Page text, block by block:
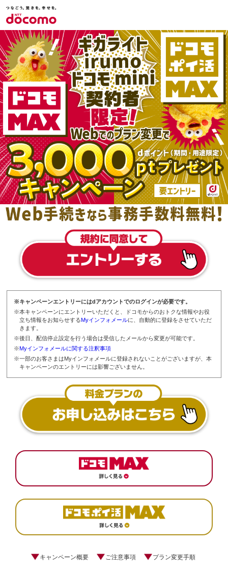
※キャンペーンエントリーにはdアカウントでのログインが必要です。
※本キャンペーンにエントリーいただくと、ドコモからのおトクな情報やお役
立ち情報をお知らせするMyインフォメールに、自動的に登録をさせていただ
きます。
※後日、配信停止設定を行う場合は受信したメールから変更が可能です。
※Myインフォメールに関する注釈事項
※一部のお客さまはMyインフォメールに登録されないことがございますが、本
キャンペーンのエントリーには影響ございません。
キャンペーン概要 ご注意事項 プラン変更手順